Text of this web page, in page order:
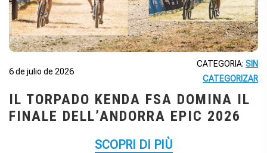
6 de julio de 2026
CATEGORIA: SIN
CATEGORIZAR
IL TORPADO KENDA FSA DOMINA IL
FINALE DELL’ANDORRA EPIC 2026
SCOPRI DI PIÙ